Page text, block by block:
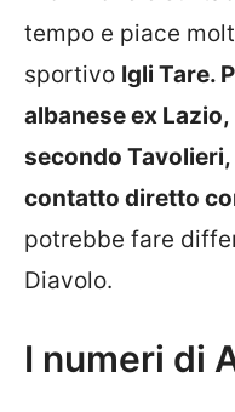
tempo e piace
sportivo Igli Tare.
albanese ex
secondo
contatto diretto
potrebbe fare
Diavolo.
I numeri di